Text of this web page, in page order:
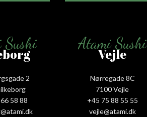
Sushi
2
58 88
Atami Sushi
Vejle
Nørregade 8C
7100 Vejle
+45 75 88 55 55
vejle@atami.dk